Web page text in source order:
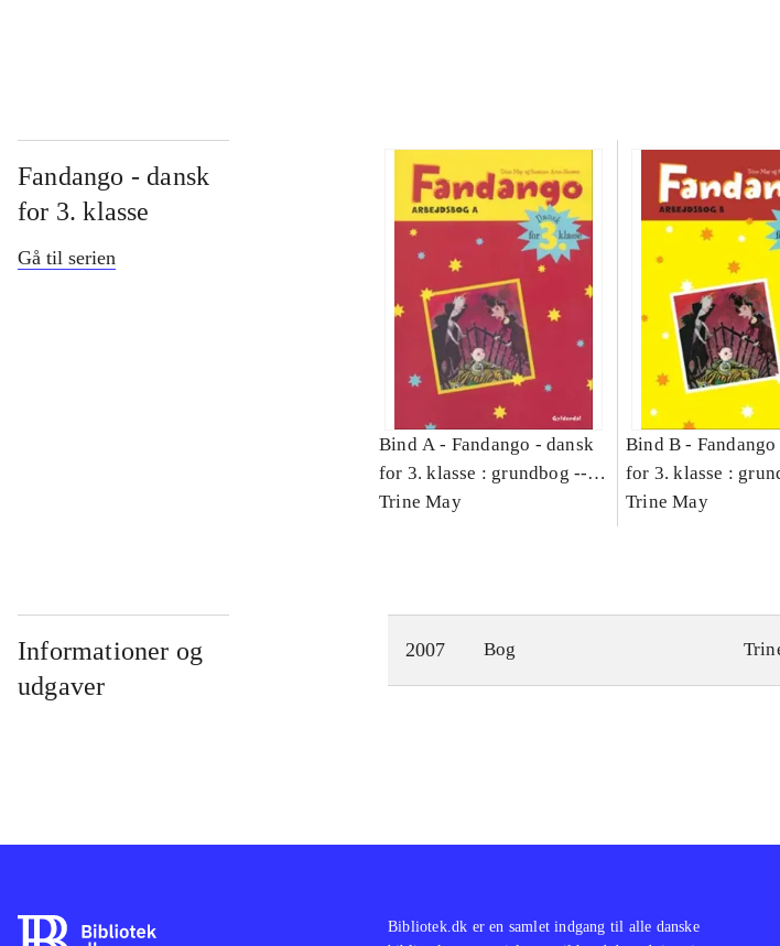
Fandango - dansk
for 3. klasse
Gå til serien
Bind A - Fandango - dansk
for 3. klasse : grundbog --
Arbejdsbog. Bind A
Trine May
Bind B -
for 3. klasse :
Arbejdsbog. Bind B
Trine May
Informationer og
udgaver
2007 Bog
Bibliotek.dk er en samlet indgang til alle danske